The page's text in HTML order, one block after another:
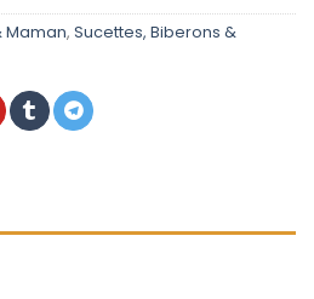
est :
Maman, Sucettes, Biberons &